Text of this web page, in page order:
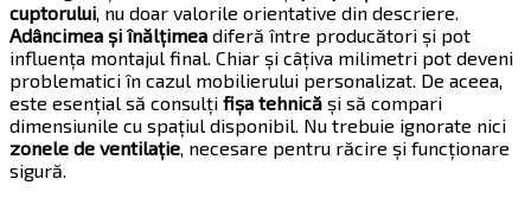
cuptorului , nu doar valorile orientative din descriere.
Adâncimea și înălțimea diferă între producători și pot
influența montajul final. Chiar și câțiva milimetri pot deveni
problematici în cazul mobilierului personalizat. De aceea,
este esențial să consulți fișa tehnică și să compari
dimensiunile cu spațiul disponibil. Nu trebuie ignorate nici
zonele de ventilație , necesare pentru răcire și funcționare
sigură.